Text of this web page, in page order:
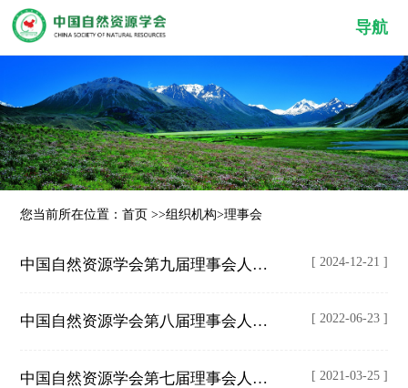
导航
您当前所在位置：首页 >>组织机构>理事会
中国自然资源学会第九届理事会人员名单 [ 2024-12-21 ]
中国自然资源学会第八届理事会人员名单 [ 2022-06-23 ]
中国自然资源学会第七届理事会人员名单 [ 2021-03-25 ]